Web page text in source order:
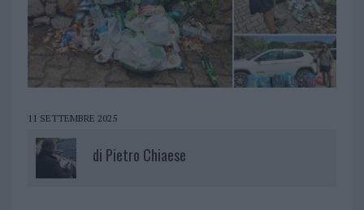
11 SETTEMBRE 2025
di Pietro Chiaese